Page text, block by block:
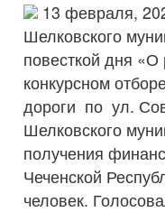
13 февраля,
Шелковского
повесткой дня «О
конкурсном
дороги по ул.
Шелковского
получения
Чеченской
человек.